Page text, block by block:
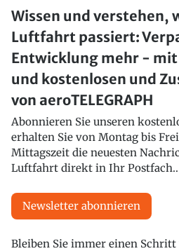
Wissen und verstehen,
Luftfahrt passiert:
Entwicklung mehr -
und kostenlosen und
von aeroTELEGRAPH
Abonnieren Sie unseren
erhalten Sie von Montag bis
Mittagszeit die neuesten
Luftfahrt direkt in Ihr Postfach..
Newsletter abonnieren
Bleiben Sie immer einen